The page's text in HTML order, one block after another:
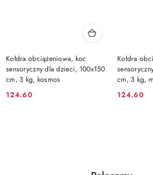
Kołdra obciążeniowa, koc
sensoryczny dla dzieci, 100x150
cm, 3 kg, kosmos
Cena:
124.60
Kołdra
cm, 3 kg,
Cena:
124.60